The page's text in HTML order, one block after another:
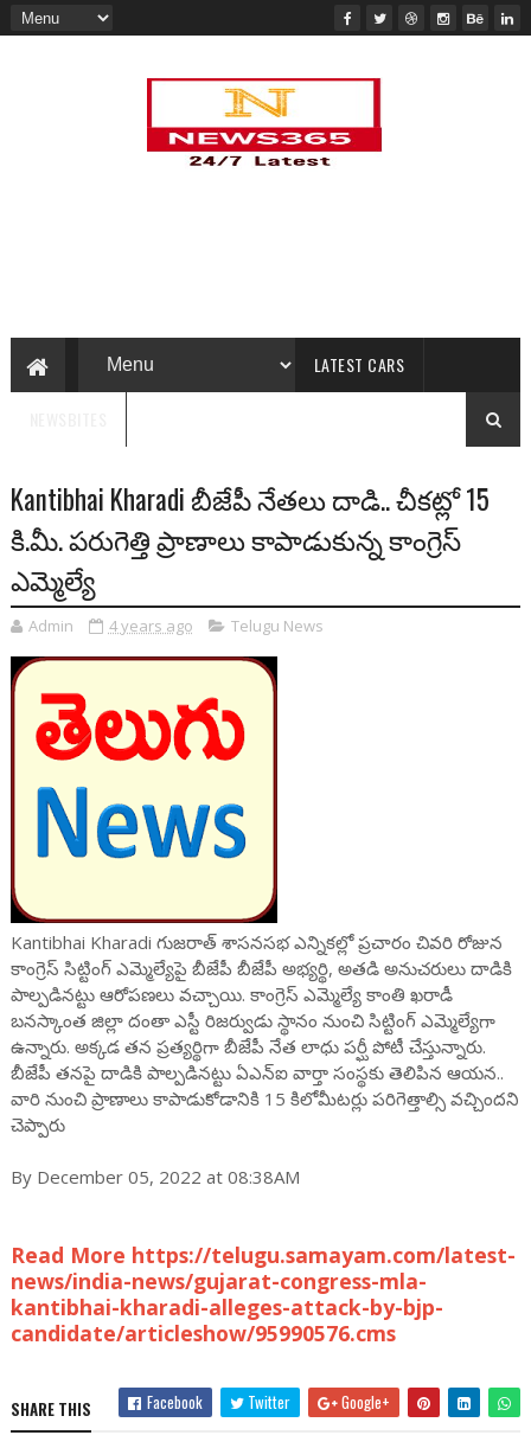
LATEST CARS
Kantibhai Kharadi బీజేపీ నేతలు దాడి.. చీకట్లో 15
కి.మీ. పరుగెత్తి ప్రాణాలు కాపాడుకున్న కాంగ్రెస్
ఎమ్మెల్యే
Admin 4 years ago Telugu News
Kantibhai Kharadi గుజరాత్ శాసనసభ ఎన్నికల్లో ప్రచారం చివరి రోజున
కాంగ్రెస్ సిట్టింగ్ ఎమ్మెల్యేపై బీజేపీ బీజేపీ అభ్యర్థి, అతడి అనుచరులు దాడికి
పాల్పడినట్టు ఆరోపణలు వచ్చాయి. కాంగ్రెస్ ఎమ్మెల్యే కాంతి ఖరాడీ
బనస్కాంత జిల్లా దంతా ఎస్టీ రిజర్వుడు స్థానం నుంచి సిట్టింగ్ ఎమ్మెల్యే‌గా
ఉన్నారు. అక్కడ తన ప్రత్యర్థిగా బీజేపీ నేత లాధు పర్ఘీ పోటీ చేస్తున్నారు.
బీజేపీ తనపై దాడికి పాల్పడినట్టు ఏఎన్ఐ వార్తా సంస్థకు తెలిపిన ఆయన..
వారి నుంచి ప్రాణాలు కాపాడుకోడానికి 15 కిలోమీటర్లు పరిగెత్తాల్సి వచ్చిందని
చెప్పారు
By December 05, 2022 at 08:38AM
Read More https://telugu.samayam.com/latest-
news/india-news/gujarat-congress-mla-
kantibhai-kharadi-alleges-attack-by-bjp-
candidate/articleshow/95990576.cms
SHARE THIS Facebook Twitter Google+